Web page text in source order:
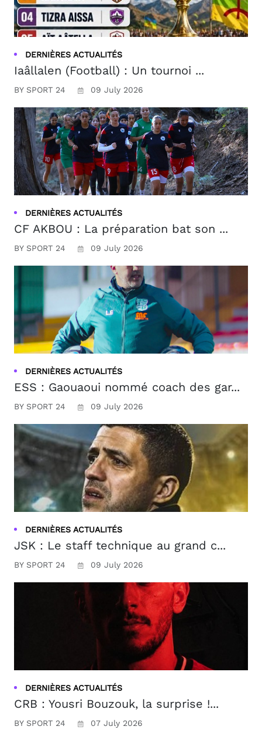
DERNIÈRES ACTUALITÉS
Iaâllalen (Football) : Un tournoi ...
BY SPORT 24 09 July 2026
DERNIÈRES ACTUALITÉS
CF AKBOU : La préparation bat son ...
BY SPORT 24 09 July 2026
DERNIÈRES ACTUALITÉS
ESS : Gaouaoui nommé coach des gar...
BY SPORT 24 09 July 2026
DERNIÈRES ACTUALITÉS
JSK : Le staff technique au grand c...
BY SPORT 24 09 July 2026
DERNIÈRES ACTUALITÉS
CRB : Yousri Bouzouk, la surprise !...
BY SPORT 24 07 July 2026